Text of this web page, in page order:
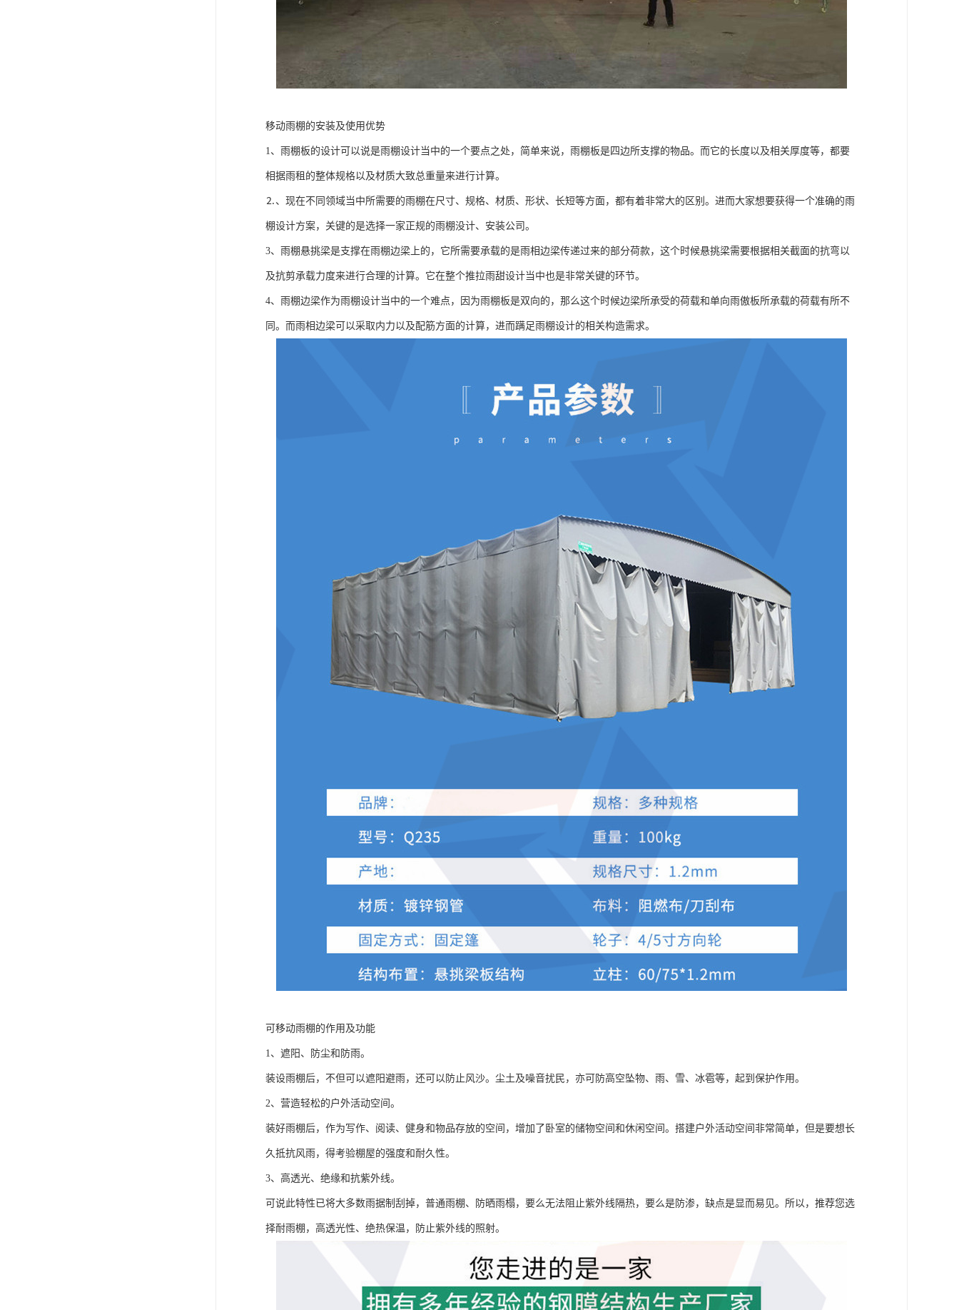
移动雨棚的安装及使用优势
1、雨棚板的设计可以说是雨棚设计当中的一个要点之处，简单来说，雨棚板是四边所支撑的物品。而它的长度以及相关厚度等，都要
相据雨租的整体规格以及材质大致总重量来进行计算。
⒉、现在不同领域当中所需要的雨棚在尺寸、规格、材质、形状、长短等方面，都有着非常大的区别。进而大家想要获得一个准确的雨
棚设计方案，关键的是选择一家正规的雨棚没计、安装公司。
3、雨棚悬挑梁是支撑在雨棚边梁上的，它所需要承载的是雨相边梁传递过来的部分荷款，这个时候悬挑梁需要根据相关截面的抗弯以
及抗剪承载力度来进行合理的计算。它在整个推拉雨甜设计当中也是非常关键的环节。
4、雨棚边梁作为雨棚设计当中的一个难点，因为雨棚板是双向的，那么这个时候边梁所承受的荷载和单向雨傲板所承载的荷载有所不
同。而雨相边梁可以采取内力以及配筋方面的计算，进而蹒足雨棚设计的相关构造需求。
可移动雨棚的作用及功能
1、遮阳、防尘和防雨。
装设雨棚后，不但可以遮阳避雨，还可以防止风沙。尘土及噪音扰民，亦可防高空坠物、雨、雪、冰雹等，起到保护作用。
2、营造轻松的户外活动空间。
装好雨棚后，作为写作、阅读、健身和物品存放的空间，增加了卧室的储物空间和休闲空间。搭建户外活动空间非常简单，但是要想长
久抵抗风雨，得考验棚屋的强度和耐久性。
3、高透光、绝缘和抗紫外线。
可说此特性已将大多数雨据制刮掉，普通雨棚、防晒雨榻，要么无法阻止紫外线隔热，要么是防渗，缺点是显而易见。所以，推荐您选
择耐雨棚，高透光性、绝热保温，防止紫外线的照射。